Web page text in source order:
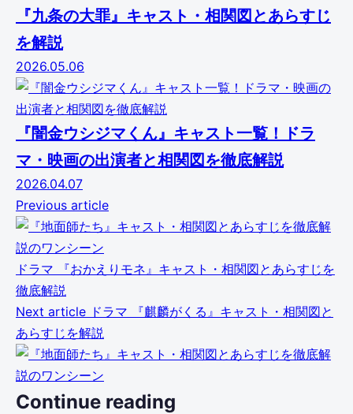
『九条の大罪』キャスト・相関図とあらすじ
を解説
2026.05.06
『闇金ウシジマくん』キャスト一覧！ドラ
マ・映画の出演者と相関図を徹底解説
2026.04.07
Previous article
ドラマ
『おかえりモネ』キャスト・相関図とあらすじを
徹底解説
Next article ドラマ
『麒麟がくる』キャスト・相関図と
あらすじを解説
Continue reading